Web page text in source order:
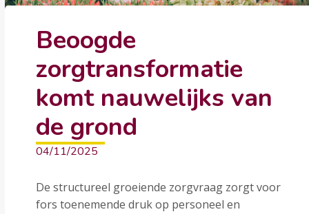
Beoogde
zorgtransformatie
komt nauwelijks van
de grond
04/11/2025
De structureel groeiende zorgvraag zorgt voor
fors toenemende druk op personeel en